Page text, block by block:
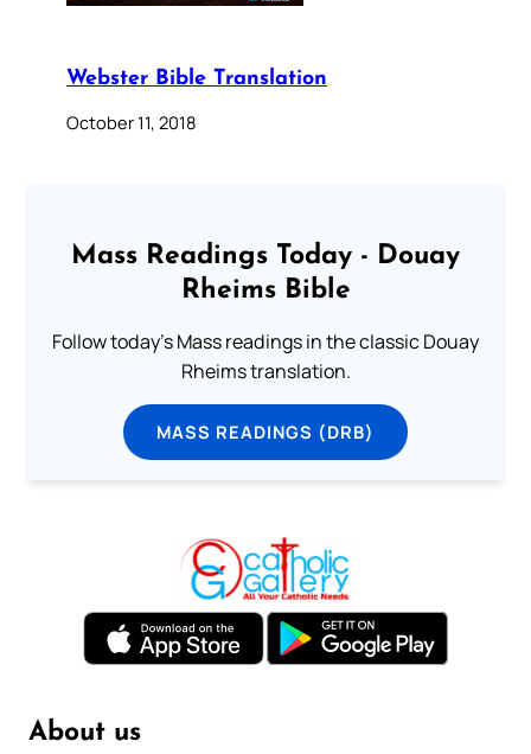
Webster Bible Translation
October 11, 2018
Mass Readings Today - Douay
Rheims Bible
Follow today's Mass readings in the classic Douay
Rheims translation.
MASS READINGS (DRB)
About us